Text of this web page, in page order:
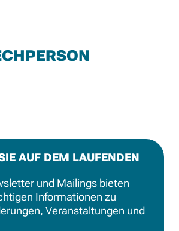
AUF DEM LAUFENDEN
und Mailings bieten
Informationen zu
Veranstaltungen und